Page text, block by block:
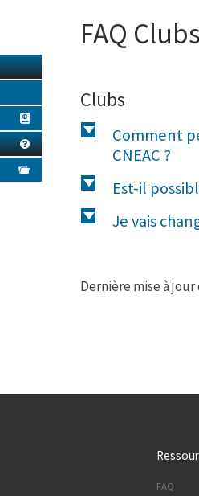
FAQ Clubs
Clubs
d
Comment
CNEAC ?
d Est-il
d Je vais
Dernière mise à jour
FAQ